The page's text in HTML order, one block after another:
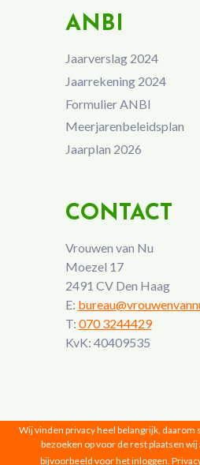
ANBI
Jaarverslag 2024
Jaarrekening 2024
Formulier ANBI
Meerjarenbeleidsplan
Jaarplan 2026
CONTACT
Vrouwen van Nu
Moezel 17
2491 CV Den Haag
E:
T: 070 3244429
KvK: 40409535
Vrouwen van Nu © 2026 |
Wij vinden privacy heel belangrijk, daarom
bezoeken op voor de rest plaatsen
bijvoorbeeld voor het inloggen.